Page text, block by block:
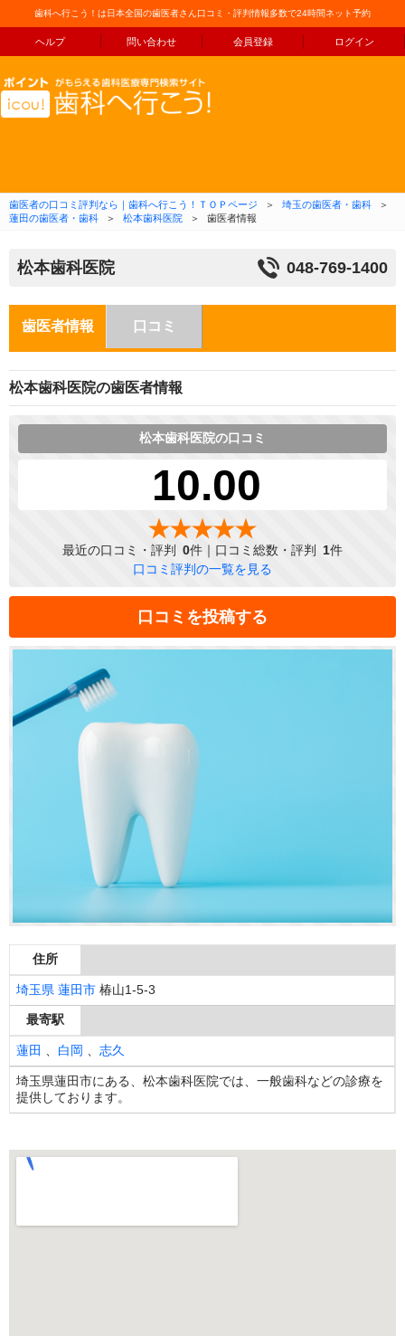
歯科へ行こう！は日本全国の歯医者さん口コミ・評判情報多数で24時間ネット予約
ヘルプ 問い合わせ 会員登録 ログイン
コンテンツへ移動
歯医者の口コミ評判なら｜歯科へ行こう！ＴＯＰページ ＞ 埼玉の歯医者・歯科
＞
蓮田の歯医者・歯科
＞ 松本歯科医院 ＞ 歯医者情報
松本歯科医院 048-769-1400
歯医者情報 口コミ
松本歯科医院の歯医者情報
松本歯科医院の口コミ
10.00
最近の口コミ・評判 0件｜口コミ総数・評判 1件
口コミ評判の一覧を見る
口コミを投稿する
住所
埼玉県 蓮田市 椿山1-5-3
最寄駅
蓮田 、 白岡 、 志久
埼玉県蓮田市にある、松本歯科医院では、一般歯科などの診療を
提供しております。